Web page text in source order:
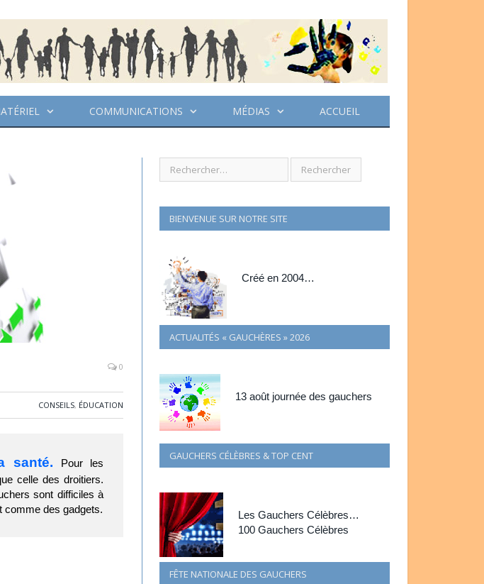
COMMUNICATIONS MÉDIAS ACCUEIL
0
CONSEILS, ÉDUCATION
santé.
Pour les
celle des droitiers.
sont difficiles à
comme des gadgets.
BIENVENUE SUR NOTRE SITE
Créé en 2004…
ACTUALITÉS « GAUCHÈRES » 2026
13 août journée des gauchers
GAUCHERS CÉLÈBRES & TOP CENT
Les Gauchers Célèbres…
100 Gauchers Célèbres
FÊTE NATIONALE DES GAUCHERS